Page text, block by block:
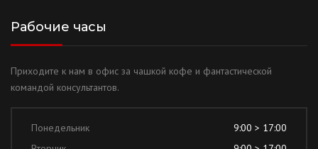
Рабочие часы
Приходите к нам в офис за чашкой кофе и фантастической
командой консультантов.
Понедельник
9:00 > 17:00